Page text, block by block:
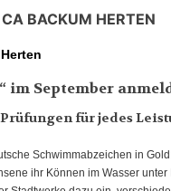
BACKUM HERTEN
im September
für jedes
Schwimmabzeichen in
ihr Können im Wasser